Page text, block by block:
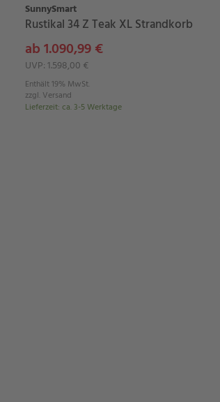
SunnySmart
Rustikal 34 Z Teak XL Strandkorb
ab 1.090,99 €
UVP: 1.598,00 €
Enthält 19% MwSt.
zzgl. Versand
Lieferzeit: ca. 3-5 Werktage